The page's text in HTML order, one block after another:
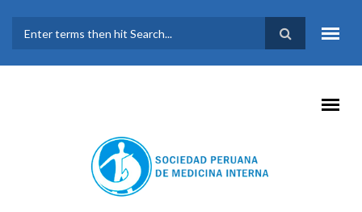
FORMULARIO DE
BÚSQUEDA